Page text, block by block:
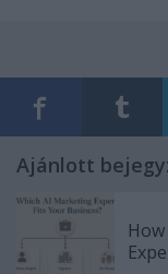
Ajánlott